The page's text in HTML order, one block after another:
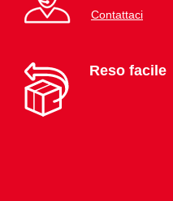
Contattaci
Reso facile